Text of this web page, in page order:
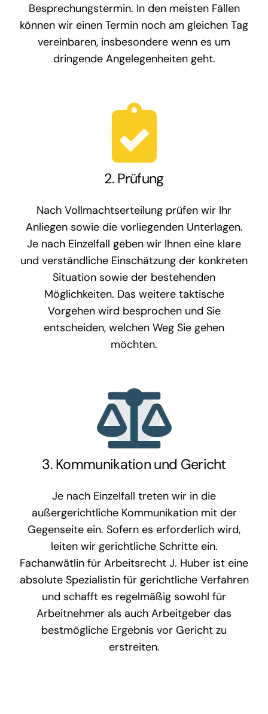
Besprechungstermin. In den meisten Fällen
können wir einen Termin noch am gleichen Tag
vereinbaren, insbesondere wenn es um
dringende Angelegenheiten geht.
2. Prüfung
Nach Vollmachtserteilung prüfen wir Ihr
Anliegen sowie die vorliegenden Unterlagen.
Je nach Einzelfall geben wir Ihnen eine klare
und verständliche Einschätzung der konkreten
Situation sowie der bestehenden
Möglichkeiten. Das weitere taktische
Vorgehen wird besprochen und Sie
entscheiden, welchen Weg Sie gehen
möchten.
3. Kommunikation und Gericht
Je nach Einzelfall treten wir in die
außergerichtliche Kommunikation mit der
Gegenseite ein. Sofern es erforderlich wird,
leiten wir gerichtliche Schritte ein.
Fachanwätlin für Arbeitsrecht J. Huber ist eine
absolute Spezialistin für gerichtliche Verfahren
und schafft es regelmäßig sowohl für
Arbeitnehmer als auch Arbeitgeber das
bestmögliche Ergebnis vor Gericht zu
erstreiten.